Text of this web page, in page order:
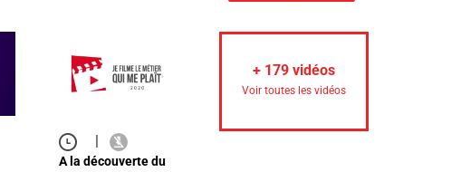
A la découverte du
+ 179 vidéos
Voir toutes les vidéos